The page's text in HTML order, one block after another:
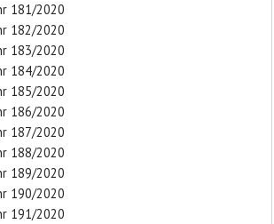
181/2020
182/2020
183/2020
184/2020
185/2020
186/2020
187/2020
188/2020
189/2020
190/2020
191/2020